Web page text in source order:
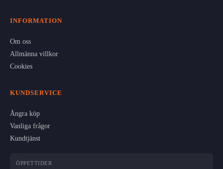
INFORMATION
Om oss
Allmänna villkor
Cookies
KUNDSERVICE
Ångra köp
Vanliga frågor
Kundtjänst
ÖPPETTIDER